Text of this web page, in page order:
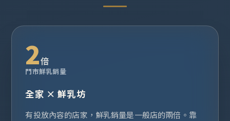
2倍
門市鮮乳銷量
全家 × 鮮乳坊
有投放內容的店家，鮮乳銷量是一般店的兩倍。靠